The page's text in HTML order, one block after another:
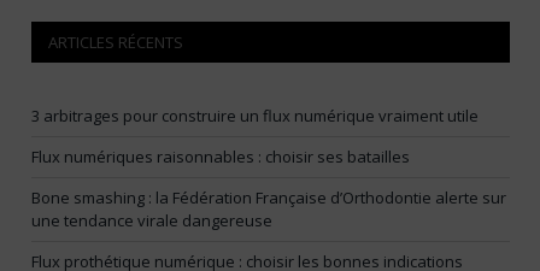
ARTICLES RÉCENTS
3 arbitrages pour construire un flux numérique vraiment utile
Flux numériques raisonnables : choisir ses batailles
Bone smashing : la Fédération Française d’Orthodontie alerte sur
une tendance virale dangereuse
Flux prothétique numérique : choisir les bonnes indications